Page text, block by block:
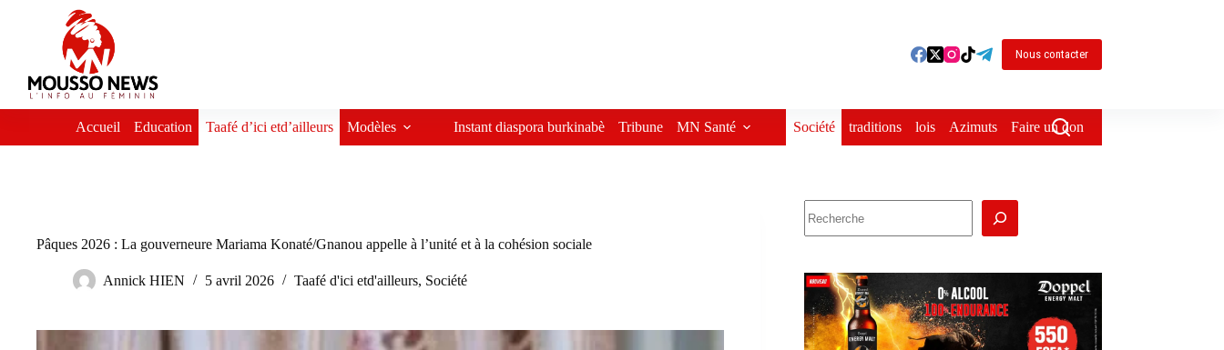
Nous contacter
Accueil Education Taafé d’ici etd’ailleurs Modèles Instant diaspora burkinabè Tribune MN Santé Société traditions lois Azimuts Faire un don
Pâques 2026 : La gouverneure Mariama Konaté/Gnanou appelle à l’unité et à la cohésion sociale
Annick HIEN 5 avril 2026 Taafé d'ici etd'ailleurs, Société